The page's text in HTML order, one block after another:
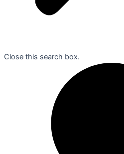
Close this search box.